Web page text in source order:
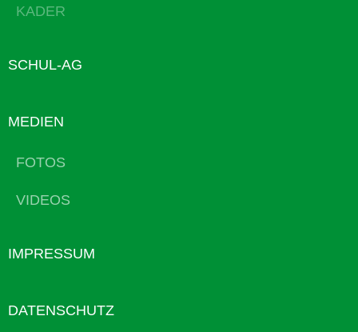
KADER
SCHUL-AG
MEDIEN
FOTOS
VIDEOS
IMPRESSUM
DATENSCHUTZ